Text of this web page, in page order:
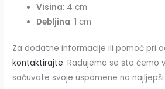
Visina: 4 cm
Debljina: 1 cm
Za dodatne informacije ili pomoć pri
kontaktirajte. Radujemo se što ćemo
sačuvate svoje uspomene na